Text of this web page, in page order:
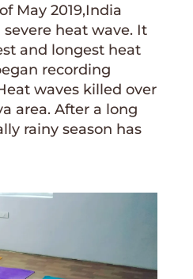
May 2019,India
heat wave. It
and longest heat
recording
waves killed over
area. After a long
rainy season has